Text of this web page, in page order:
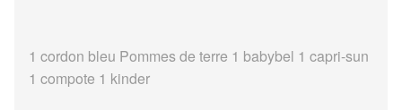
1 cordon bleu Pommes de terre 1 babybel 1 capri-sun
1 compote 1 kinder